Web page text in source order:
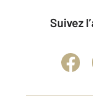
Suivez l’actualité immobilière et